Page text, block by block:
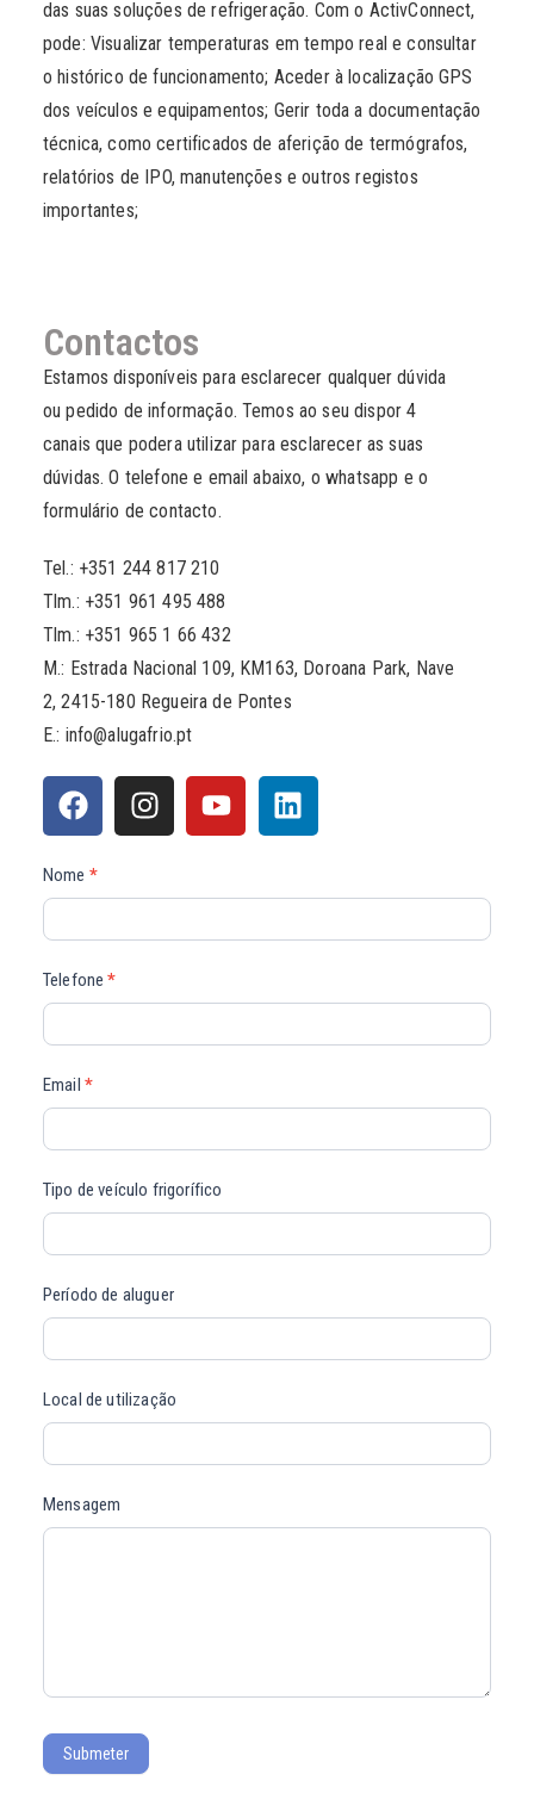
das suas soluções de refrigeração. Com o ActivConnect,
pode: Visualizar temperaturas em tempo real e consultar
o histórico de funcionamento; Aceder à localização GPS
dos veículos e equipamentos; Gerir toda a documentação
técnica, como certificados de aferição de termógrafos,
relatórios de IPO, manutenções e outros registos
importantes;
Contactos
Estamos disponíveis para esclarecer qualquer dúvida
ou pedido de informação. Temos ao seu dispor 4
canais que podera utilizar para esclarecer as suas
dúvidas. O telefone e email abaixo, o whatsapp e o
formulário de contacto.
Tel.: +351 244 817 210
Tlm.: +351 961 495 488
Tlm.: +351 965 1 66 432
M.: Estrada Nacional 109, KM163, Doroana Park, Nave
2, 2415-180 Regueira de Pontes
E.: info@alugafrio.pt
Contact
Us
Nome *
Telefone*
Email *
Tipo de veículo frigorífico
Período de aluguer
Local de utilização
Mensagem
Submeter